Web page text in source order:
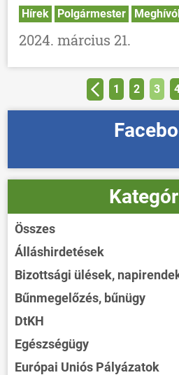
Hírek Polgármester
2024. március 21.
1 2 3
Összes
Álláshirdetések
Bizottsági ülések,
Bűnmegelőzés, bűnügy
DtKH
Egészségügy
Európai Uniós Pályázatok